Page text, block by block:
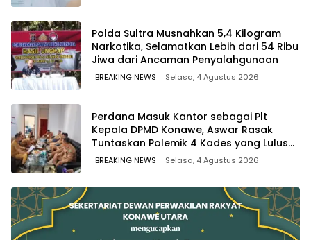
Polda Sultra Musnahkan 5,4 Kilogram
Narkotika, Selamatkan Lebih dari 54 Ribu
Jiwa dari Ancaman Penyalahgunaan
BREAKING NEWS Selasa, 4 Agustus 2026
Perdana Masuk Kantor sebagai Plt
Kepala DPMD Konawe, Aswar Rasak
Tuntaskan Polemik 4 Kades yang Lulus
PPPK
BREAKING NEWS Selasa, 4 Agustus 2026